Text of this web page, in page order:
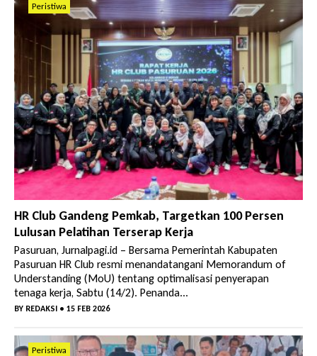
Peristiwa
HR Club Gandeng Pemkab, Targetkan 100 Persen
Lulusan Pelatihan Terserap Kerja
Pasuruan, Jurnalpagi.id – Bersama Pemerintah Kabupaten
Pasuruan HR Club resmi menandatangani Memorandum of
Understanding (MoU) tentang optimalisasi penyerapan
tenaga kerja, Sabtu (14/2). Penanda...
BY REDAKSI • 15 FEB 2026
Peristiwa